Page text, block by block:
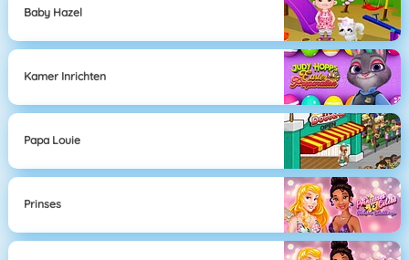
Baby Hazel
Kamer Inrichten
Papa Louie
Prinses